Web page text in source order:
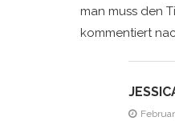
man muss den
kommentiert